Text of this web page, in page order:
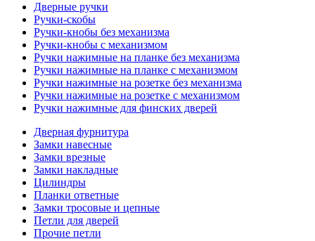
Дверные ручки
Ручки-скобы
Ручки-кнобы без механизма
Ручки-кнобы с механизмом
Ручки нажимные на планке без механизма
Ручки нажимные на планке с механизмом
Ручки нажимные на розетке без механизма
Ручки нажимные на розетке с механизмом
Ручки нажимные для финских дверей
Дверная фурнитура
Замки навесные
Замки врезные
Замки накладные
Цилиндры
Планки ответные
Замки тросовые и цепные
Петли для дверей
Прочие петли